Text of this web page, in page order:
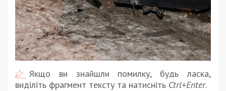
Якщо ви знайшли помилку, будь ласка,
виділіть фрагмент тексту та натисніть Ctrl+Enter.